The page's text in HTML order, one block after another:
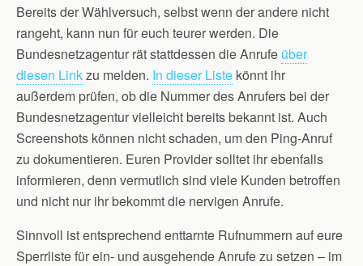
Bereits der Wählversuch, selbst wenn der andere nicht
rangeht, kann nun für euch teurer werden. Die
Bundesnetzagentur rät stattdessen die Anrufe über
diesen Linkzu melden. In dieser Liste könnt ihr
außerdem prüfen, ob die Nummer des Anrufers bei der
Bundesnetzagentur vielleicht bereits bekannt ist. Auch
Screenshots können nicht schaden, um den Ping-Anruf
zu dokumentieren. Euren Provider solltet ihr ebenfalls
informieren, denn vermutlich sind viele Kunden betroffen
und nicht nur ihr bekommt die nervigen Anrufe.
Sinnvoll ist entsprechend enttarnte Rufnummern auf eure
Sperrliste für ein- und ausgehende Anrufe zu setzen – im